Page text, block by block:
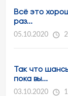
Всё это
раз...
05.10.2020
Так что
пока вы...
03.10.2020